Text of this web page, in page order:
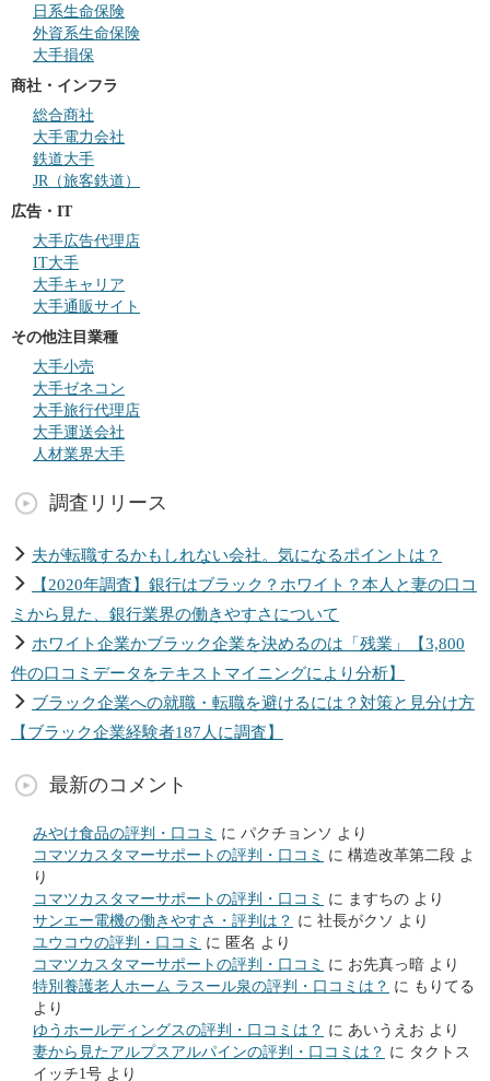
日系生命保険
外資系生命保険
大手損保
商社・インフラ
総合商社
大手電力会社
鉄道大手
JR（旅客鉄道）
広告・IT
大手広告代理店
IT大手
大手キャリア
大手通販サイト
その他注目業種
大手小売
大手ゼネコン
大手旅行代理店
大手運送会社
人材業界大手
調査リリース
夫が転職するかもしれない会社。気になるポイントは？
【2020年調査】銀行はブラック？ホワイト？本人と妻の口コ
ミから見た、銀行業界の働きやすさについて
ホワイト企業かブラック企業を決めるのは「残業」【3,800
件の口コミデータをテキストマイニングにより分析】
ブラック企業への就職・転職を避けるには？対策と見分け方
【ブラック企業経験者187人に調査】
最新のコメント
みやけ食品の評判・口コミ に パクチョンソ より
コマツカスタマーサポートの評判・口コミ に 構造改革第二段 よ
り
コマツカスタマーサポートの評判・口コミ に ますちの より
サンエー電機の働きやすさ・評判は？ に 社長がクソ より
ユウコウの評判・口コミ に 匿名 より
コマツカスタマーサポートの評判・口コミ に お先真っ暗 より
特別養護老人ホーム ラスール泉の評判・口コミは？ に もりてる
より
ゆうホールディングスの評判・口コミは？ に あいうえお より
妻から見たアルプスアルパインの評判・口コミは？ に タクトス
イッチ1号 より